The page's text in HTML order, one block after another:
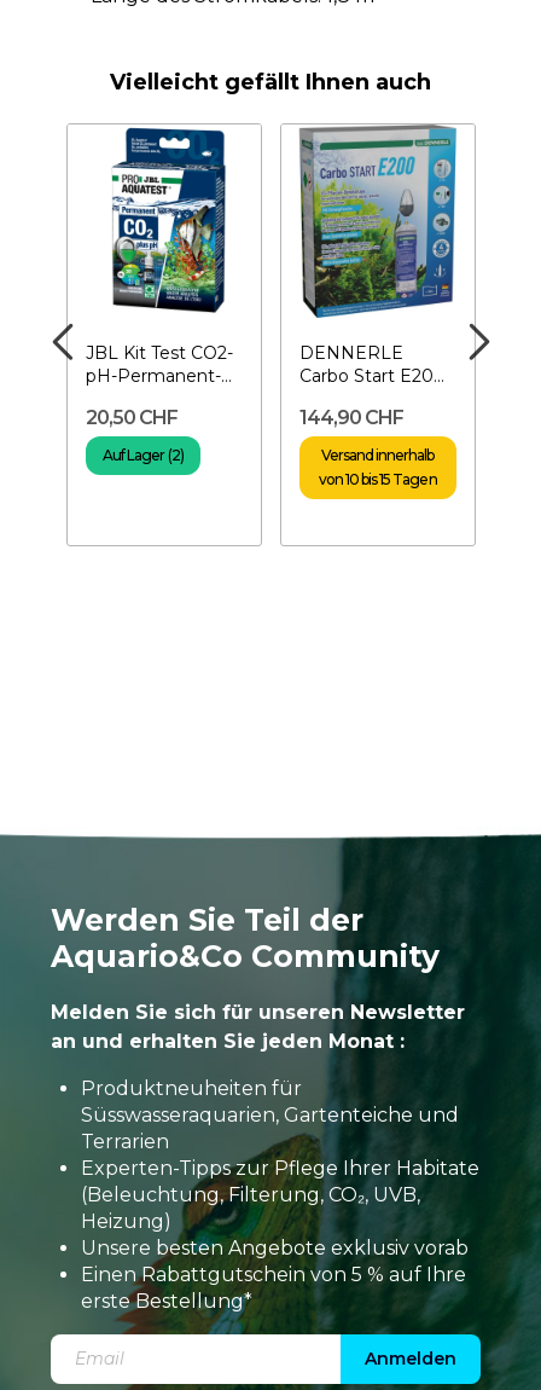
Vielleicht gefällt Ihnen auch
JBL Kit Test CO2-
pH-Permanent-
Aquarium
20,50 CHF
Auf Lager (2)
DENNERLE
Carbo Start E200-
Düngeanlage
144,90 CHF
Versand innerhalb
von 10 bis 15 Tagen
Werden Sie Teil der
Aquario&Co Community
Melden Sie sich für unseren Newsletter
an und erhalten Sie jeden Monat :
Produktneuheiten für
Süsswasseraquarien, Gartenteiche und
Terrarien
Experten-Tipps zur Pflege Ihrer Habitate
(Beleuchtung, Filterung, CO₂, UVB,
Heizung)
Unsere besten Angebote exklusiv vorab
Einen Rabattgutschein von 5 % auf Ihre
erste Bestellung*
Anmelden